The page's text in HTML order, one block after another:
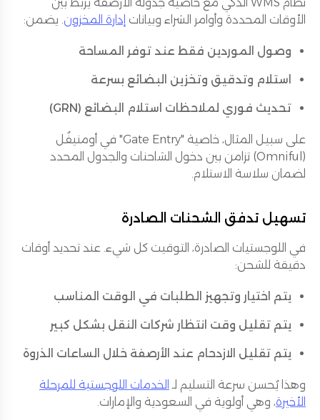
الأوقات المحددة وأوامر الشراء وبيانات إدارة المخزون . يضمن:
وصول الموردين فقط عند توفر المساحة
استلام وتدقيق وتخزين البضائع بسرعة
تحديث فوري لملاحظات استلام البضائع (GRN)
على سبيل المثال، خاصية "Gate Entry" في أومنيفُل
(Omniful) تزامن بين دخول الشاحنات والجدول المحدد
لضمان سلاسة الاستلام.
تسهيل تدفق الشحنات الصادرة
في اللوجستيات الصادرة، التوقيت كل شيء. عند تحديد أوقات
دقيقة للشحن:
يتم اختيار وتجهيز الطلبات في الوقت المناسب
يتم تقليل وقت انتظار شركات النقل بشكل كبير
يتم تقليل الازدحام عند الأرصفة خلال الساعات الذروة
وهذا يُحسن سرعة التسليم لـ الخدمات اللوجستية للمرحلة
الأخيرة، وهي أولوية في السعودية والإمارات.